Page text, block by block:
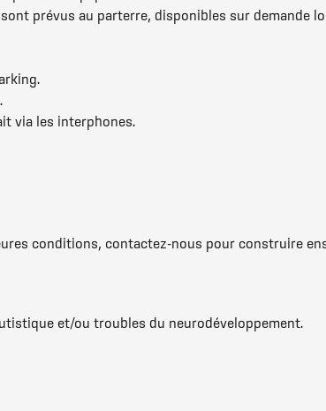
prévus au parterre, disponibles sur demande
via les interphones.
conditions, contactez-nous pour construire
et/ou troubles du neurodéveloppement.